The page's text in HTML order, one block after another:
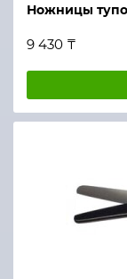
Ножницы
9 430 ₸